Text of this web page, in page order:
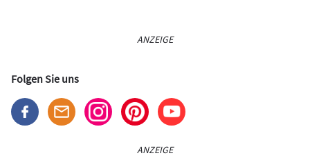
ANZEIGE
Folgen Sie uns
ANZEIGE